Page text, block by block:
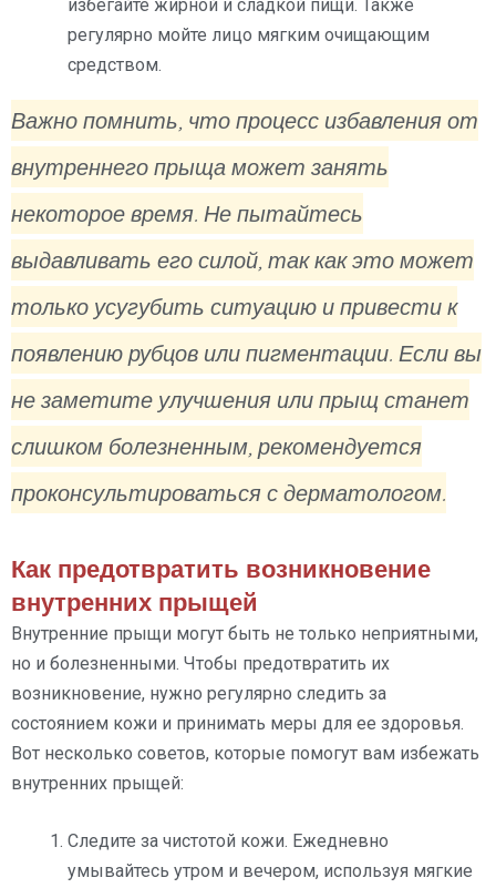
избегайте жирной и сладкой пищи. Также
регулярно мойте лицо мягким очищающим
средством.
Важно помнить, что процесс избавления от
внутреннего прыща может занять
некоторое время. Не пытайтесь
выдавливать его силой, так как это может
только усугубить ситуацию и привести к
появлению рубцов или пигментации. Если вы
не заметите улучшения или прыщ станет
слишком болезненным, рекомендуется
проконсультироваться с дерматологом.
Как предотвратить возникновение
внутренних прыщей
Внутренние прыщи могут быть не только неприятными,
но и болезненными. Чтобы предотвратить их
возникновение, нужно регулярно следить за
состоянием кожи и принимать меры для ее здоровья.
Вот несколько советов, которые помогут вам избежать
внутренних прыщей:
Следите за чистотой кожи. Ежедневно
умывайтесь утром и вечером, используя мягкие